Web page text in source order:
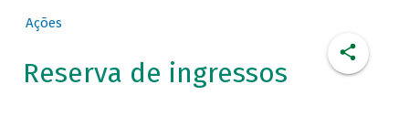
Ações
Reserva de ingressos